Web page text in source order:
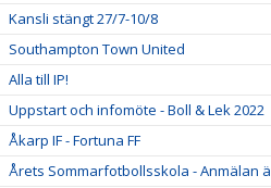
Kansli stängt 27/7-10/8
Southampton Town United
Alla till IP!
Uppstart och infomöte - Boll & Lek 2022
Åkarp IF - Fortuna FF
Årets Sommarfotbollsskola - Anmälan